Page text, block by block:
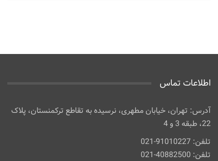
اطلاعات تماس
آدرس: تهران، خیابان مطهری، نرسیده به تقاطع ترکمنستان، پلاک
22، طبقه 3 و 4
تلفن: 91010227-021
تلفن: 40882500-021